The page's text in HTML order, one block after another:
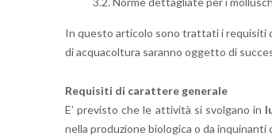
In que­sto ar­ti­co­lo sono trat­ta­ti i re­qui­si­ti
di ac­qua­col­tu­ra sa­ran­no og­get­to di
Re­qui­si­ti di ca­rat­te­re ge­ne­ra­le
E’ pre­vi­sto che le at­ti­vi­tà si svol­ga­no in
nella pro­du­zio­ne bio­lo­g­i­ca o da